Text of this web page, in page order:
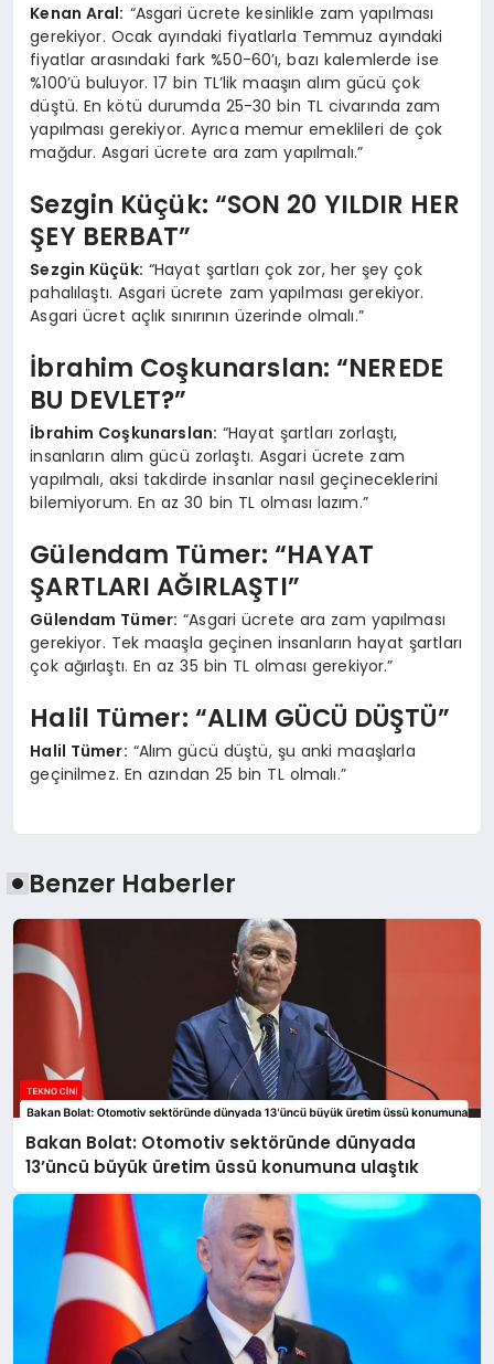
Kenan Aral: “Asgari ücrete kesinlikle zam yapılması
gerekiyor. Ocak ayındaki fiyatlarla Temmuz ayındaki
fiyatlar arasındaki fark %50-60’ı, bazı kalemlerde ise
%100’ü buluyor. 17 bin TL’lik maaşın alım gücü çok
düştü. En kötü durumda 25-30 bin TL civarında zam
yapılması gerekiyor. Ayrıca memur emeklileri de çok
mağdur. Asgari ücrete ara zam yapılmalı.”
Sezgin Küçük: “SON 20 YILDIR HER
ŞEY BERBAT”
Sezgin Küçük: “Hayat şartları çok zor, her şey çok
pahalılaştı. Asgari ücrete zam yapılması gerekiyor.
Asgari ücret açlık sınırının üzerinde olmalı.”
İbrahim Coşkunarslan: “NEREDE
BU DEVLET?”
İbrahim Coşkunarslan: “Hayat şartları zorlaştı,
insanların alım gücü zorlaştı. Asgari ücrete zam
yapılmalı, aksi takdirde insanlar nasıl geçineceklerini
bilemiyorum. En az 30 bin TL olması lazım.”
Gülendam Tümer: “HAYAT
ŞARTLARI AĞIRLAŞTI”
Gülendam Tümer: “Asgari ücrete ara zam yapılması
gerekiyor. Tek maaşla geçinen insanların hayat şartları
çok ağırlaştı. En az 35 bin TL olması gerekiyor.”
Halil Tümer: “ALIM GÜCÜ DÜŞTÜ”
Halil Tümer: “Alım gücü düştü, şu anki maaşlarla
geçinilmez. En azından 25 bin TL olmalı.”
Benzer Haberler
Bakan Bolat: Otomotiv sektöründe dünyada
13’üncü büyük üretim üssü konumuna ulaştık